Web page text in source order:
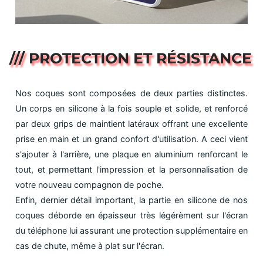
/// PROTECTION ET RÉSISTANCE
Nos coques sont composées de deux parties distinctes.
Un corps en silicone à la fois souple et solide, et renforcé
par deux grips de maintient latéraux offrant une excellente
prise en main et un grand confort d'utilisation. A ceci vient
s'ajouter à l'arrière, une plaque en aluminium renforcant le
tout, et permettant l'impression et la personnalisation de
votre nouveau compagnon de poche.
Enfin, dernier détail important, la partie en silicone de nos
coques déborde en épaisseur très légérèment sur l'écran
du téléphone lui assurant une protection supplémentaire en
cas de chute, même à plat sur l'écran.